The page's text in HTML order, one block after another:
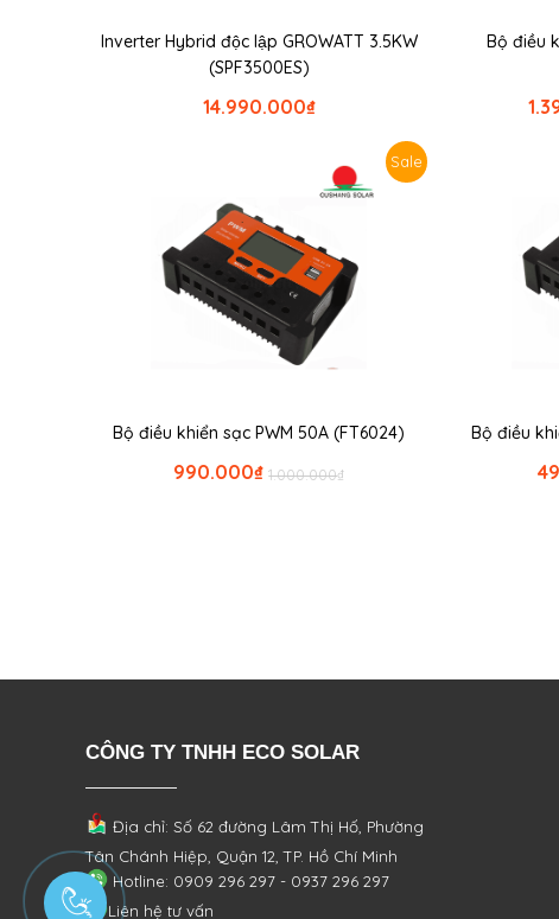
Inverter Hybrid độc lập GROWATT 3.5KW
(SPF3500ES)
₫
14.990.000
Bộ điều
Sale
Bộ điều khiển sạc PWM 50A (FT6024)
₫
1.000.000
₫
990.000
Bộ điều
CÔNG TY TNHH ECO SOLAR
Địa chỉ: Số 62 đường Lâm Thị Hố, Phường
Tân Chánh Hiệp, Quận 12, TP. Hồ Chí Minh
Hotline: 0909 296 297 - 0937 296 297
Liên hệ tư vấn